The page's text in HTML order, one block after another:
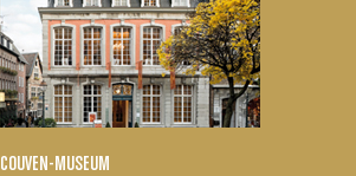
COUVEN-MUSEUM